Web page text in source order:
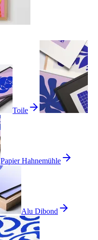
Toile
Papier Hahnemühle
Alu Dibond